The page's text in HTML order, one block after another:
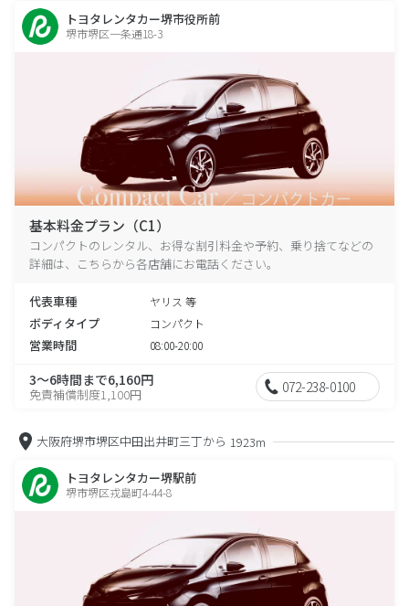
トヨタレンタカー堺市役所前
堺市堺区一条通18-3
基本料金プラン（C1）
コンパクトのレンタル、お得な割引料金や予約、乗り捨てなどの
詳細は、こちらから各店舗にお電話ください。
代表車種 ヤリス 等
ボディタイプ コンパクト
営業時間 08:00-20:00
3～6時間まで6,160円
免責補償制度1,100円 072-238-0100
大阪府堺市堺区中田出井町三丁から 1923m
トヨタレンタカー堺駅前
堺市堺区戎島町4-44-8